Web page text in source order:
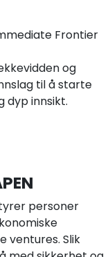
Frontier
og
til å starte
dyp innsikt.
personer
ventures. Slik